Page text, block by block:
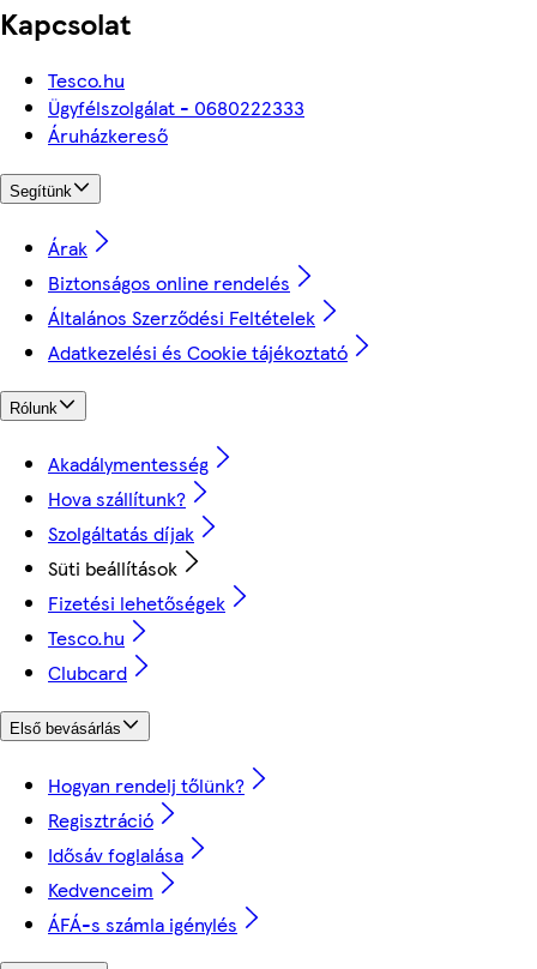
Kapcsolat
Tesco.hu
Ügyfélszolgálat - 0680222333
Áruházkereső
Segítünk
Árak
Biztonságos online rendelés
Általános Szerződési Feltételek
Adatkezelési és Cookie tájékoztató
Rólunk
Akadálymentesség
Hova szállítunk?
Szolgáltatás díjak
Süti beállítások
Fizetési lehetőségek
Tesco.hu
Clubcard
Első bevásárlás
Hogyan rendelj tőlünk?
Regisztráció
Idősáv foglalása
Kedvenceim
ÁFÁ-s számla igénylés